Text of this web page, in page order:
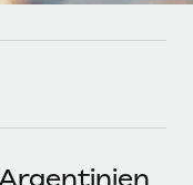
Funktionen in deine